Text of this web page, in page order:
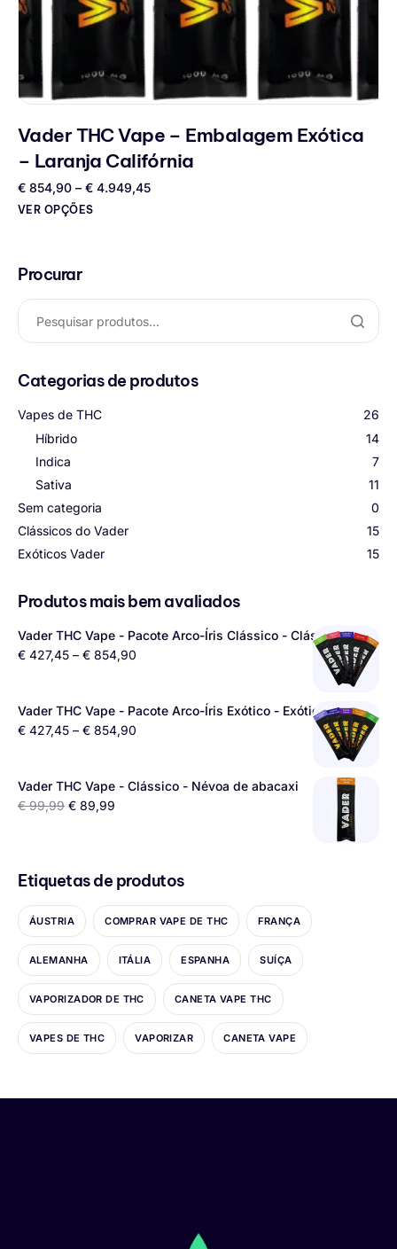
Vader THC Vape – Embalagem Exótica
– Laranja Califórnia
€ 854,90 – € 4.949,45
VER OPÇÕES
Procurar
Categorias de produtos
Vapes de THC
26
Híbrido
14
Indica
7
Sativa
11
Sem categoria
0
Clássicos do Vader
15
Exóticos Vader
15
Produtos mais bem avaliados
Vader THC Vape - Pacote Arco-Íris Clássico - Clássicos
€ 427,45 – € 854,90
Vader THC Vape - Pacote Arco-Íris Exótico - Exóticos
€ 427,45 – € 854,90
Vader THC Vape - Clássico - Névoa de abacaxi
€99,99 € 89,99
Etiquetas de produtos
ÁUSTRIA COMPRAR VAPE DE THC FRANÇA
ALEMANHA ITÁLIA ESPANHA SUÍÇA
VAPORIZADOR DE THC CANETA VAPE THC
VAPES DE THC VAPORIZAR CANETA VAPE